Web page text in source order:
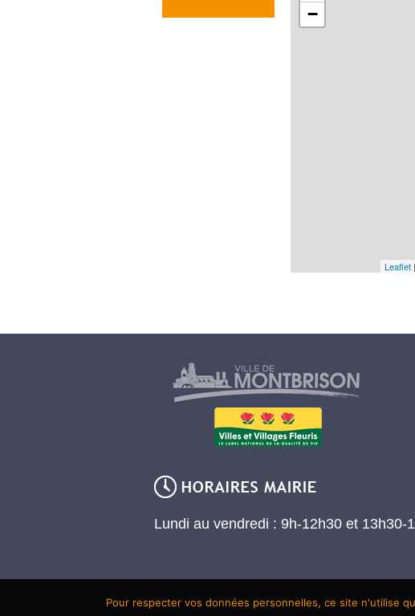
−
Leaflet
Lundi au vendredi : 9h-12h30 et 13h30-
Pour respecter vos données personnelles, ce site n'utilise